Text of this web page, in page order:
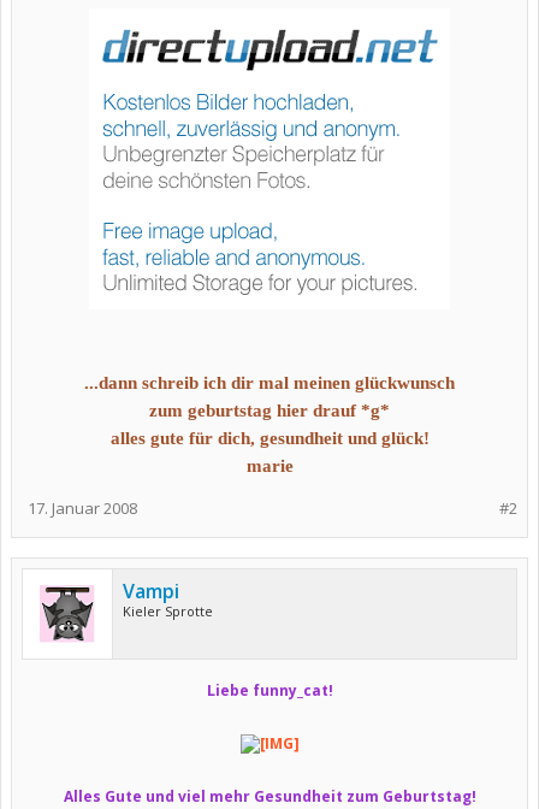
...dann schreib ich dir mal meinen glückwunsch
zum geburtstag hier drauf *g*
alles gute für dich, gesundheit und glück!
marie
#2
17. Januar 2008
Vampi
Kieler Sprotte
Liebe funny_cat!
Alles Gute und viel mehr Gesundheit zum Geburtstag!